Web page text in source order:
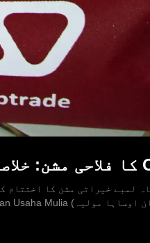
لمبے خیراتی مشن کا